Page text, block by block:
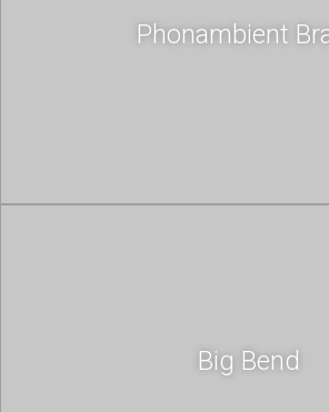
Phonambient
Big Bend